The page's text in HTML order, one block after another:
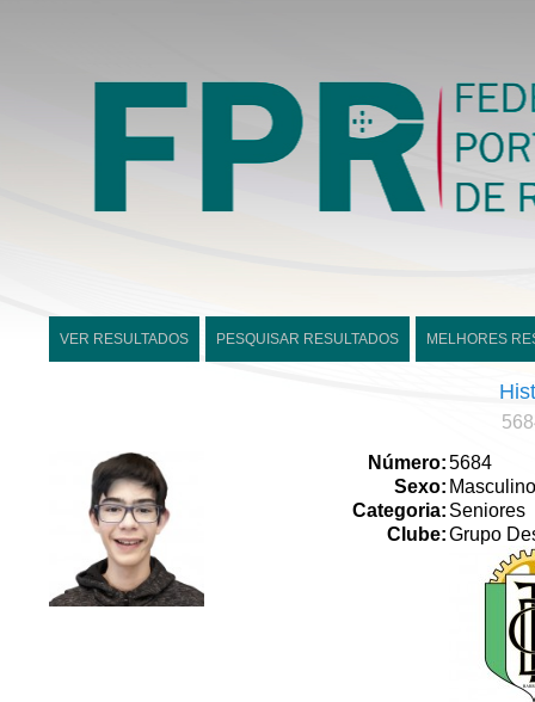
VER RESULTADOS PESQUISAR RESULTADOS MELHORES
Número:5684
Sexo: Masculino
Categoria: Seniores
Clube:Grupo